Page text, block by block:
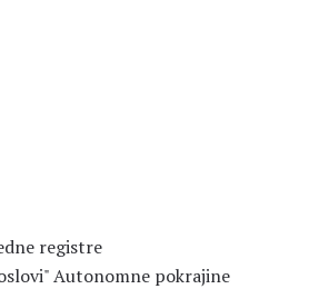
registre
Autonomne pokrajine